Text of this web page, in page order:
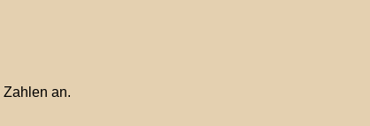
an.